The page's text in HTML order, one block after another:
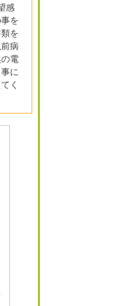
感
を
を
病
電
に
く